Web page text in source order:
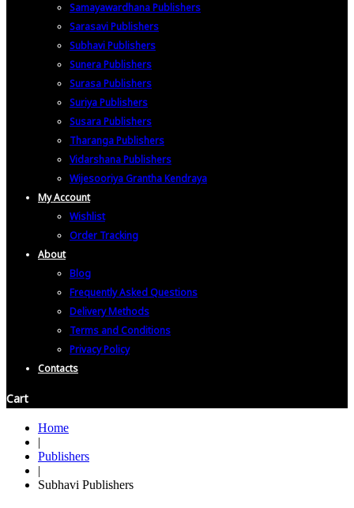
Samayawardhana Publishers
Sarasavi Publishers
Subhavi Publishers
Sunera Publishers
Surasa Publishers
Suriya Publishers
Susara Publishers
Tharanga Publishers
Vidarshana Publishers
Wijesooriya Grantha Kendraya
My Account
Wishlist
Order Tracking
About
Blog
Frequently Asked Questions
Delivery Methods
Terms and Conditions
Privacy Policy
Contacts
Cart
Home
|
Publishers
|
Subhavi Publishers